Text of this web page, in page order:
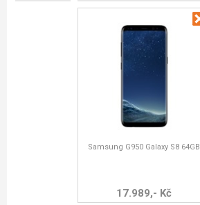
Samsung G950 Galaxy S8 64GB
17.989,- Kč